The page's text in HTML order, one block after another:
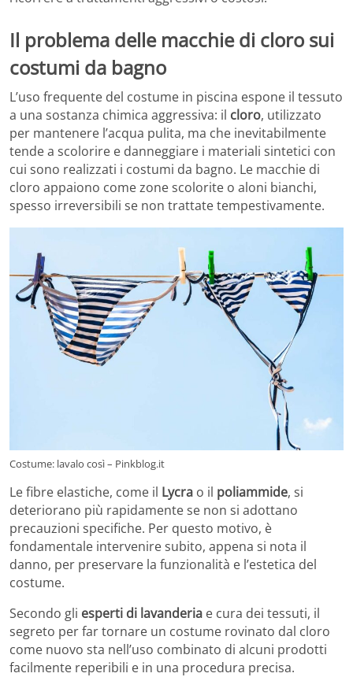
Il problema delle macchie di cloro sui
costumi da bagno
L’uso frequente del costume in piscina espone il tessuto
a una sostanza chimica aggressiva: il cloro, utilizzato
per mantenere l’acqua pulita, ma che inevitabilmente
tende a scolorire e danneggiare i materiali sintetici con
cui sono realizzati i costumi da bagno. Le macchie di
cloro appaiono come zone scolorite o aloni bianchi,
spesso irreversibili se non trattate tempestivamente.
Costume: lavalo così – Pinkblog.it
Le fibre elastiche, come il Lycra o il poliammide, si
deteriorano più rapidamente se non si adottano
precauzioni specifiche. Per questo motivo, è
fondamentale intervenire subito, appena si nota il
danno, per preservare la funzionalità e l’estetica del
costume.
Secondo gli esperti di lavanderia e cura dei tessuti, il
segreto per far tornare un costume rovinato dal cloro
come nuovo sta nell’uso combinato di alcuni prodotti
facilmente reperibili e in una procedura precisa.